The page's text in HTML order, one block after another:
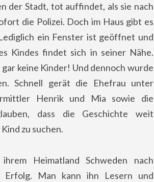
der Stadt, tot auffindet, als sie nach
die Polizei. Doch im Haus gibt es
ein Fenster ist geöffnet und
Kindes findet sich in seiner Nähe.
keine Kinder! Und dennoch wurde
Schnell gerät die Ehefrau unter
Henrik und Mia sowie die
dass die Geschichte weit
zu suchen.
Heimatland Schweden nach
Erfolg. Man kann ihn Lesern und